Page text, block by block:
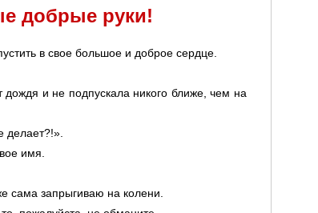
добрые руки!
в свое большое и доброе сердце.
и не подпускала никого ближе, чем на
делает?!».
имя.
сама запрыгиваю на колени.